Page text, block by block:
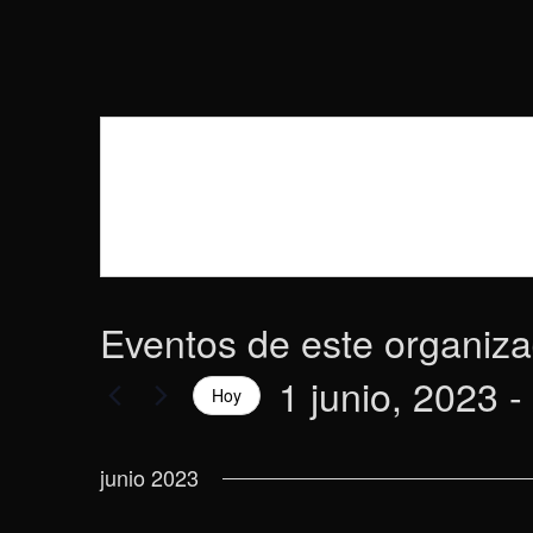
Eventos de este
Hoy 1 junio, 2023 -
fecha.
junio 2023